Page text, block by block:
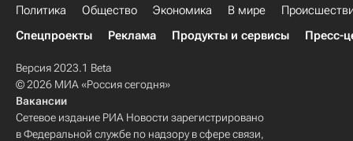
Политика Общество Экономика В мире
Спецпроекты
Реклама Продукты и сервисы Пресс-
Версия 2023.1 Beta
© 2026 МИА «Россия сегодня»
Вакансии
Сетевое издание РИА Новости зарегистрировано
в Федеральной службе по надзору в сфере связи,